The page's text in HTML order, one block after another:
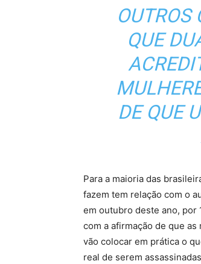
OUTROS
QUE
DE QUE
Para a maioria das
fazem tem relação com o
em outubro deste ano, por
com a afirmação de que
vão colocar em prática o
real de serem